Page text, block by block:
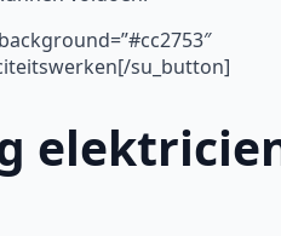
su_button]